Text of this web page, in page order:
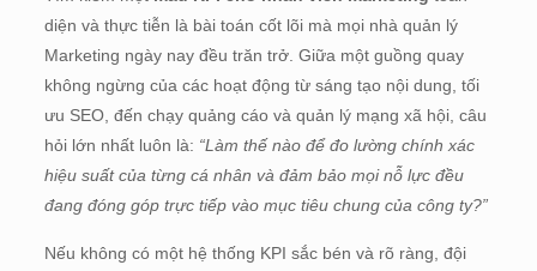
diện và thực tiễn là bài toán cốt lõi mà mọi nhà quản lý
Marketing ngày nay đều trăn trở. Giữa một guồng quay
không ngừng của các hoạt động từ sáng tạo nội dung, tối
ưu SEO, đến chạy quảng cáo và quản lý mạng xã hội, câu
hỏi lớn nhất luôn là: “Làm thế nào để đo lường chính xác
hiệu suất của từng cá nhân và đảm bảo mọi nỗ lực đều
đang đóng góp trực tiếp vào mục tiêu chung của công ty?”
Nếu không có một hệ thống KPI sắc bén và rõ ràng, đội